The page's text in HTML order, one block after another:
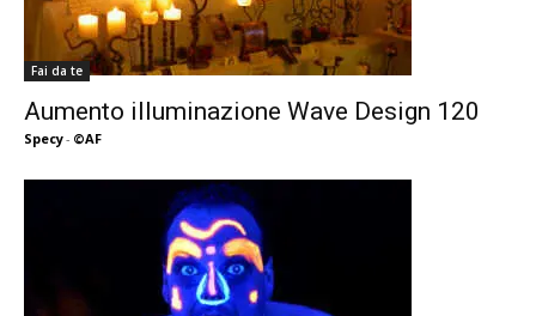
Fai da te
Aumento illuminazione Wave Design 120
Specy- ©AF